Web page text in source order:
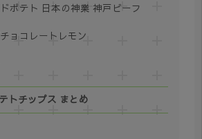
ポテト 日本の神業 神戸ビーフ
ョコレートレモン
トチップス まとめ